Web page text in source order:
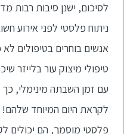
לסיכום, ישנן סיבות רבות
ניתוח פלסטי לפני אירוע
אנשים בוחרים בטיפולים
טיפולי מיצוק עור בלייזר
עם זמן השבתה מינימלי,
לקראת היום המיוחד
פלסטי מוסמך, הם יכולים